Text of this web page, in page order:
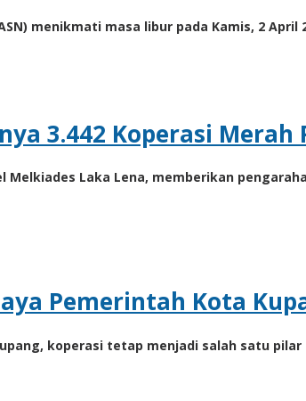
menikmati masa libur pada Kamis, 2 April
3.442 Koperasi Merah
Laka Lena, memberikan
Pemerintah Kota
koperasi tetap menjadi salah satu